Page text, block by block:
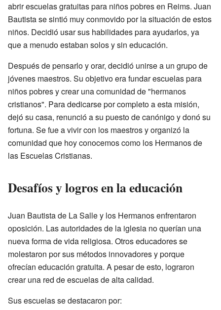
abrir escuelas gratuitas para niños pobres en Reims. Juan
Bautista se sintió muy conmovido por la situación de estos
niños. Decidió usar sus habilidades para ayudarlos, ya
que a menudo estaban solos y sin educación.
Después de pensarlo y orar, decidió unirse a un grupo de
jóvenes maestros. Su objetivo era fundar escuelas para
niños pobres y crear una comunidad de "hermanos
cristianos". Para dedicarse por completo a esta misión,
dejó su casa, renunció a su puesto de canónigo y donó su
fortuna. Se fue a vivir con los maestros y organizó la
comunidad que hoy conocemos como los Hermanos de
las Escuelas Cristianas.
Desafíos y logros en la educación
Juan Bautista de La Salle y los Hermanos enfrentaron
oposición. Las autoridades de la iglesia no querían una
nueva forma de vida religiosa. Otros educadores se
molestaron por sus métodos innovadores y porque
ofrecían educación gratuita. A pesar de esto, lograron
crear una red de escuelas de alta calidad.
Sus escuelas se destacaron por: